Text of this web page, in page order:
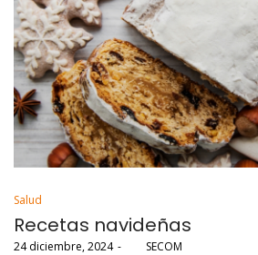
Posted
in
Salud
Recetas navideñas
Posted
24 diciembre, 2024 SECOM